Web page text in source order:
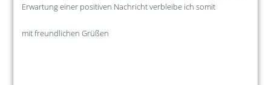
Erwartung einer positiven Nachricht verbleibe ich somit
mit freundlichen Grüßen